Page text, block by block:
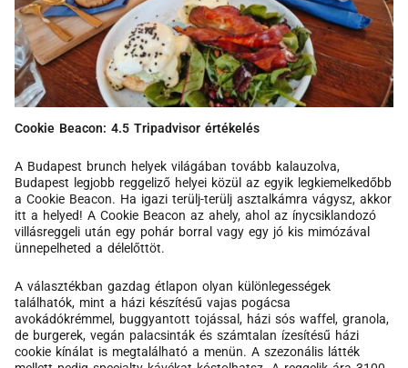
Cookie Beacon: 4.5 Tripadvisor értékelés
A Budapest brunch helyek világában tovább kalauzolva,
Budapest legjobb reggeliző helyei közül az egyik legkiemelkedőbb
a Cookie Beacon. Ha igazi terülj-terülj asztalkámra vágysz, akkor
itt a helyed! A Cookie Beacon az ahely, ahol az ínycsiklandozó
villásreggeli után egy pohár borral vagy egy jó kis mimózával
ünnepelheted a délelőttöt.
A választékban gazdag étlapon olyan különlegességek
találhatók, mint a házi készítésű vajas pogácsa
avokádókrémmel, buggyantott tojással, házi sós waffel, granola,
de burgerek, vegán palacsinták és számtalan ízesítésű házi
cookie kínálat is megtalálható a menün. A szezonális látték